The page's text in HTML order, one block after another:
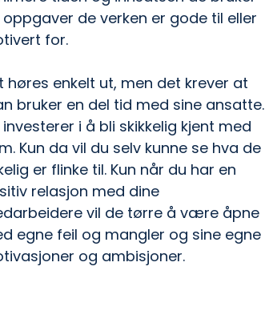
de verken er gode til eller
for.
høres enkelt ut, men det krever at
bruker en del tid med sine ansatte.
i å bli skikkelig kjent med
Kun da vil du selv kunne se hva de
er flinke til. Kun når du har en
relasjon med dine
vil de tørre å være åpne
egne feil og mangler og sine egne
og ambisjoner.